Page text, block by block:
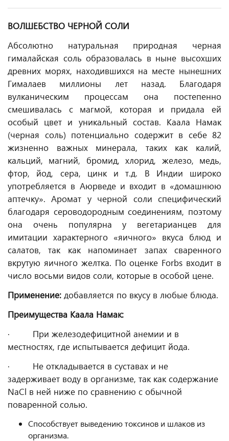
ВОЛШЕБСТВО ЧЕРНОЙ СОЛИ
Абсолютно натуральная природная черная
гималайская соль образовалась в ныне высохших
древних морях, находившихся на месте нынешних
Гималаев миллионы лет назад. Благодаря
вулканическим процессам она постепенно
смешивалась с магмой, которая и придала ей
особый цвет и уникальный состав. Каала Намак
(черная соль) потенциально содержит в себе 82
жизненно важных минерала, таких как калий,
кальций, магний, бромид, хлорид, железо, медь,
фтор, йод, сера, цинк и т.д. В Индии широко
употребляется в Аюрведе и входит в «домашнюю
аптечку». Аромат у черной соли специфический
благодаря сероводородным соединениям, поэтому
она очень популярна у вегетарианцев для
имитации характерного «яичного» вкуса блюд и
салатов, так как напоминает запах сваренного
вкрутую яичного желтка. По оценке Forbs входит в
число восьми видов соли, которые в особой цене.
Применение: добавляется по вкусу в любые блюда.
Преимущества Каала Намак:
· При железодефицитной анемии и в
местностях, где испытывается дефицит йода.
· Не откладывается в суставах и не
задерживает воду в организме, так как содержание
NaCl в ней ниже по сравнению с обычной
поваренной солью.
Способствует выведению токсинов и шлаков из
организма.